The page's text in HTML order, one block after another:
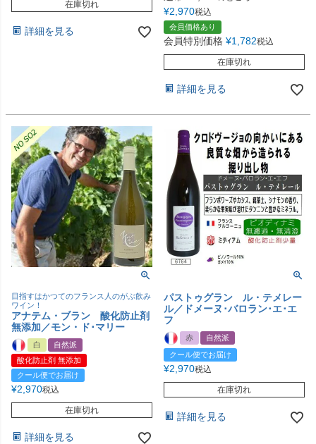
在庫切れ
詳細を見る
¥2,970税込
会員価格あり
会員特別価格 ¥1,782税込
在庫切れ
詳細を見る
目指すはかつてのフランス人のがぶ飲み
ワイン！
アナテム・ブラン 酸化防止剤
無添加／モン・ド･マリー
白
自然派
酸化防止剤 無添加
クール便でお届け
¥2,970税込
在庫切れ
詳細を見る
パストゥグラン ル・テメレー
ル／ドメーヌ･バロラン･エ･エ
フ
赤
自然派
クール便でお届け
¥2,970税込
在庫切れ
詳細を見る